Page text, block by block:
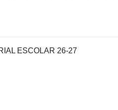
ESCOLAR 26-27